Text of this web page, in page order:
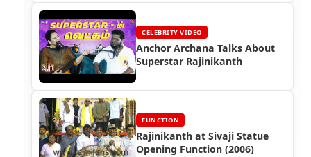
CELEBRITY VIDEO
Anchor Archana Talks About
Superstar Rajinikanth
FUNCTION
Rajinikanth at Sivaji Statue
Opening Function (2006)